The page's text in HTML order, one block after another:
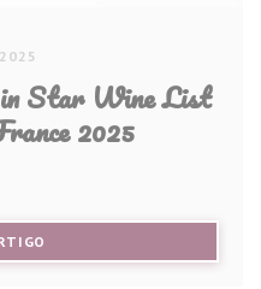
in Star Wine List
2025